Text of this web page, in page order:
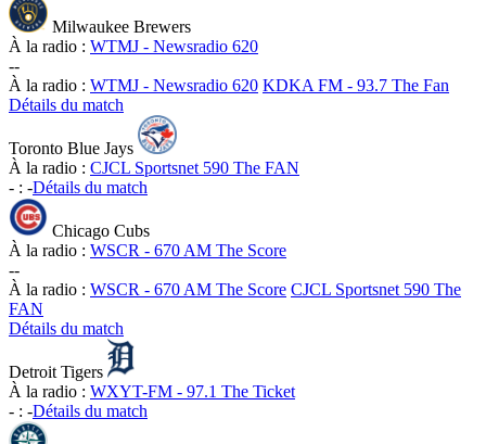
Milwaukee Brewers
À la radio : WTMJ - Newsradio 620
--
À la radio : WTMJ - Newsradio 620 KDKA FM - 93.7 The Fan
Détails du match
Toronto Blue Jays
À la radio : CJCL Sportsnet 590 The FAN
- : -Détails du match
Chicago Cubs
À la radio : WSCR - 670 AM The Score
--
À la radio : WSCR - 670 AM The Score CJCL Sportsnet 590 The
FAN
Détails du match
Detroit Tigers
À la radio : WXYT-FM - 97.1 The Ticket
- : -Détails du match